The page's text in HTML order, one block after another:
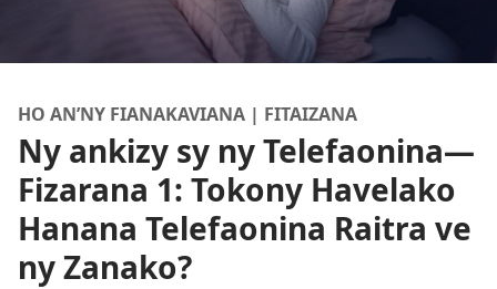
HO AN’NY FIANAKAVIANA | FITAIZANA
Ny ankizy sy ny Telefaonina—
Fizarana 1: Tokony Havelako
Hanana Telefaonina Raitra ve
ny Zanako?